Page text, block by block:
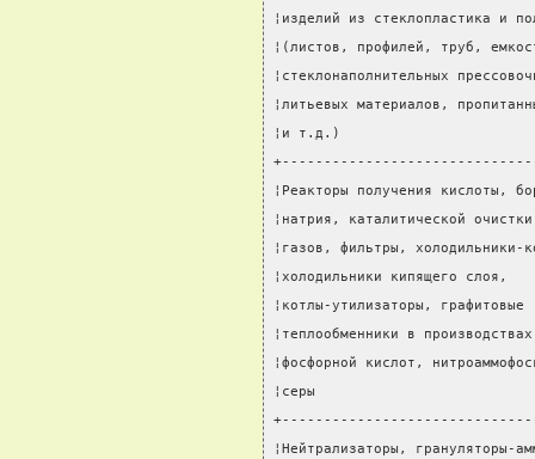
¦изделий из
¦(листов, профилей,
¦стеклонаполнительных
¦литьевых материалов,
¦и т.д.)
¦Реакторы получения
¦натрия, каталитической
¦газов, фильтры,
¦холодильники
¦котлы-утилизаторы,
¦теплообменники в
¦фосфорной кислот,
¦серы
¦Нейтрализаторы,